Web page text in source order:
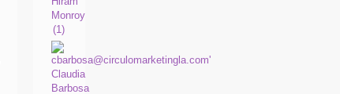
Monroy
(1)
Claudia
Barbosa